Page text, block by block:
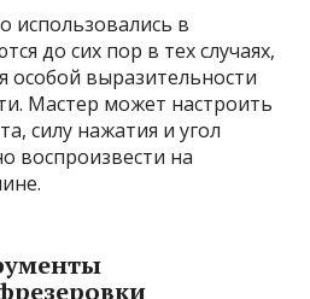
использовались в
до сих пор в тех случаях,
особой выразительности
Мастер может настроить
силу нажатия и угол
воспроизвести на